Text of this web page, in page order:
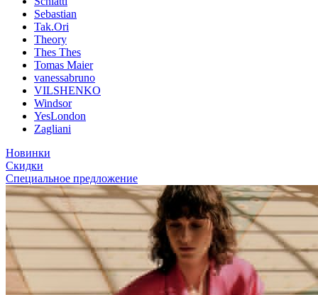
Sebastian
Tak.Ori
Theory
Thes Thes
Tomas Maier
vanessabruno
VILSHENKO
Windsor
YesLondon
Zagliani
Новинки
Скидки
Специальное предложение